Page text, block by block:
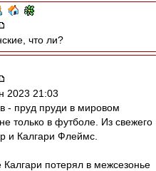
что ли?
2023 21:03
- пруд пруди в мировом
только в футболе. Из свежего
и Калгари Флеймс.
потерял в межсезонье